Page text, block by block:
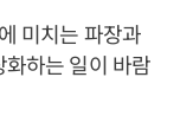
미치는 파장과
하는 일이 바람